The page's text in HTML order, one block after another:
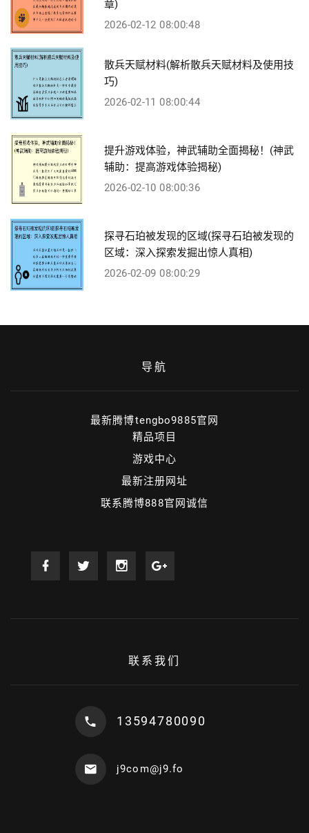
章)
2026-02-12 08:00:48
散兵天赋材料(解析散兵天赋材料及使用技
巧)
2026-02-11 08:00:44
提升游戏体验，神武辅助全面揭秘！(神武
辅助：提高游戏体验揭秘)
2026-02-10 08:00:36
探寻石珀被发现的区域(探寻石珀被发现的
区域：深入探索发掘出惊人真相)
2026-02-09 08:00:29
导航
最新腾博tengbo9885官网
精品项目
游戏中心
最新注册网址
联系腾博888官网诚信
联系我们
13594780090
j9com@j9.fo